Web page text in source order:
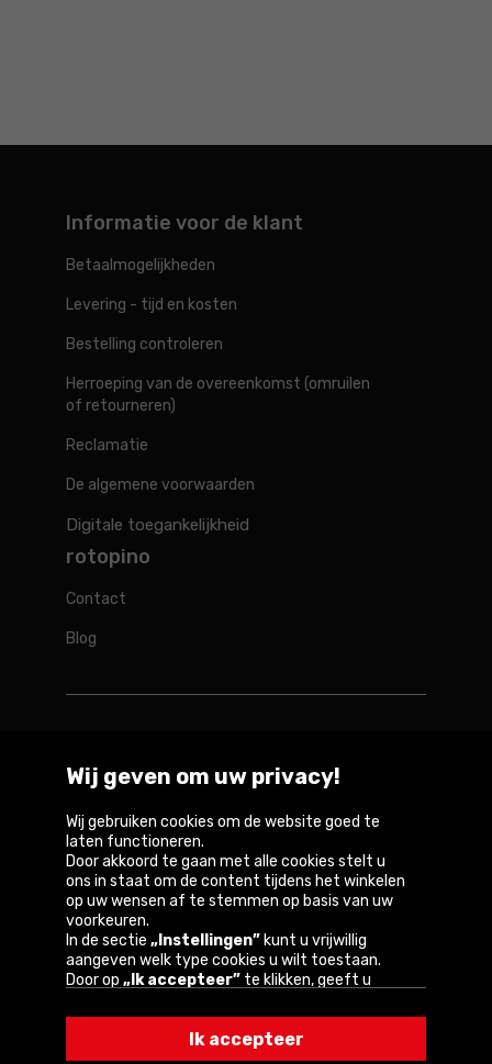
Informatie voor de klant
Betaalmogelijkheden
Levering - tijd en kosten
Bestelling controleren
Herroeping van de overeenkomst (omruilen
of retourneren)
Reclamatie
De algemene voorwaarden
Digitale toegankelijkheid
rotopino
Contact
Blog
Belgique België Deutschland France Österreich
Copyright © 2026
Privacybeleid en gebruiksvoorwaarden van de
website
Wij geven om uw privacy!
Wij gebruiken cookies om de website goed te
laten functioneren.
Door akkoord te gaan met alle cookies stelt u
ons in staat om de content tijdens het winkelen
op uw wensen af te stemmen op basis van uw
voorkeuren.
In de sectie „Instellingen” kunt u vrijwillig
aangeven welk type cookies u wilt toestaan.
Door op „Ik accepteer” te klikken, geeft u
volgens de instellingen van uw browser.
U kunt uw keuze te allen tijde wijzigen door op
„Instellingen”in het cookiebeleid te klikken.
Ik accepteer